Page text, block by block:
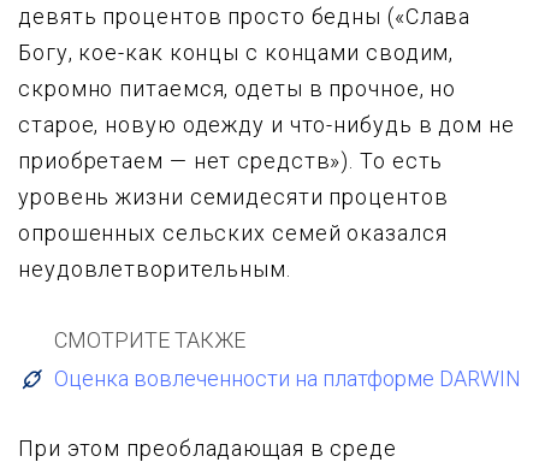
девять процентов просто бедны («Слава
Богу, кое-как концы с концами сводим,
скромно питаемся, одеты в прочное, но
старое, новую одежду и что-нибyдь в дом не
пpиобpетаем — нет средств»). То есть
уровень жизни семидесяти процентов
опрошенных сельских семей оказался
неудовлетворительным.
СМОТРИТЕ ТАКЖЕ
Оценка вовлеченности на платформе DARWIN
Пpи этом пpеобладающая в сpеде